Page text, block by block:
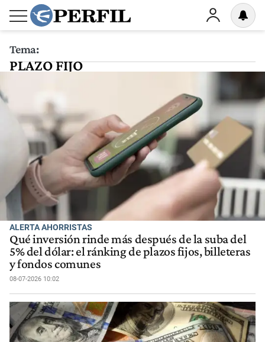
Tema:
PLAZO FIJO
ALERTA AHORRISTAS
Qué inversión rinde más después de la suba del
5% del dólar: el ránking de plazos fijos, billeteras
y fondos comunes
08-07-2026 10:02